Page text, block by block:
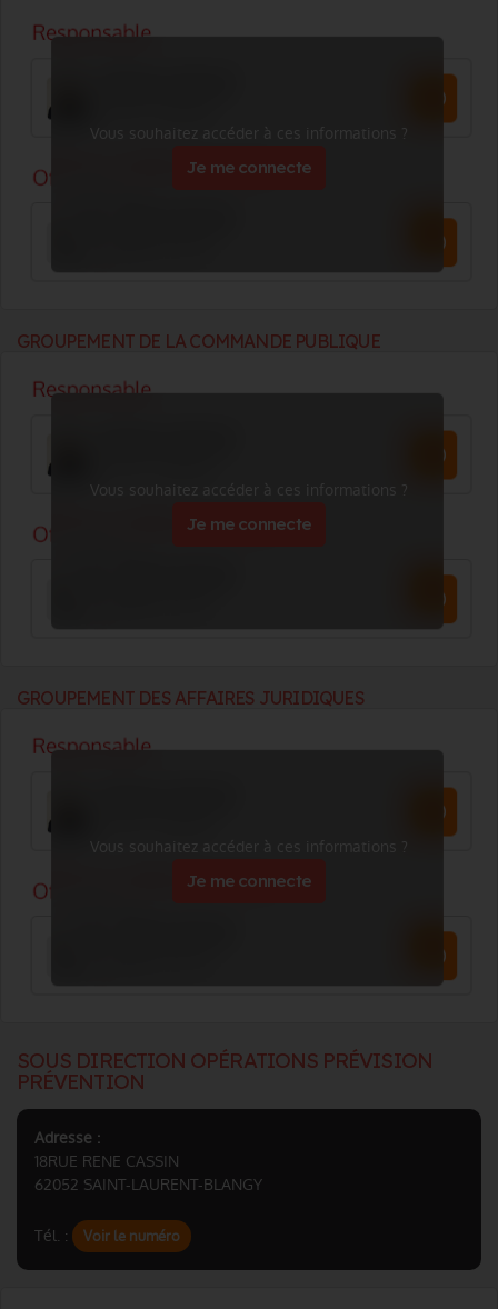
Vous souhaitez accéder à ces informations ?
Je me connecte
GROUPEMENT DE LA COMMANDE PUBLIQUE
Vous souhaitez accéder à ces informations ?
Je me connecte
GROUPEMENT DES AFFAIRES JURIDIQUES
Vous souhaitez accéder à ces informations ?
Je me connecte
SOUS DIRECTION OPÉRATIONS PRÉVISION
PRÉVENTION
Adresse :
18RUE RENE CASSIN
62052 SAINT-LAURENT-BLANGY
Tél. : Voir le numéro